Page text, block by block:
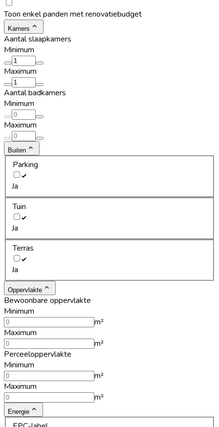
Toon enkel panden met renovatiebudget
Kamers
Aantal slaapkamers
Minimum
Maximum
Aantal badkamers
Minimum
Maximum
Buiten
Parking
Ja
Tuin
Ja
Terras
Ja
Oppervlakte
Bewoonbare oppervlakte
Minimum
m²
Maximum
m²
Perceeloppervlakte
Minimum
m²
Maximum
m²
Energie